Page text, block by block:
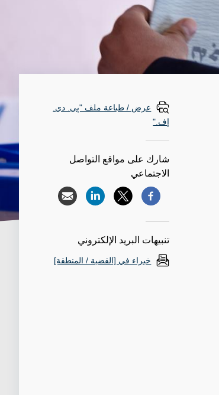
عرض / طباعة ملف "پي. دي.
إف."
شارك على مواقع التواصل
الاجتماعي
تنبيهات البريد الإلكتروني
خبراء في [القضية / المنطقة]